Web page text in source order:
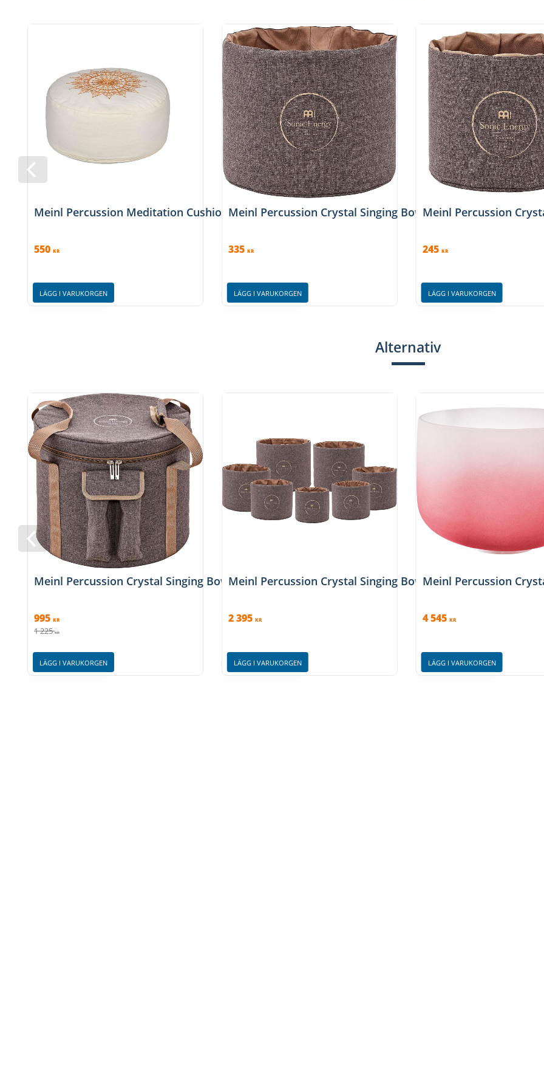
Meinl Percussion Meditation Cushion, MMC1
550 KR
LÄGG I VARUKORGEN
Meinl Percussion Crystal Singing Bowl Sleeve 11'', Brown,
335 KR
LÄGG I VARUKORGEN
Meinl Percussion
245 KR
LÄGG I VARUKORGEN
Alternativ
Meinl Percussion Crystal Singing Bowl Bag 12'', Brown, CSBB12BR
995 KR
1 225 KR
LÄGG I VARUKORGEN
Meinl Percussion Crystal Singing Bowl Sleeve Set, Brown,
2 395 KR
LÄGG I VARUKORGEN
Meinl Percussion
4 545 KR
LÄGG I VARUKORGEN